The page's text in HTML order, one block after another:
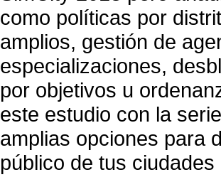
como políticas por
amplios, gestión de
especializaciones,
por objetivos u
este estudio con la
amplias opciones para
público de tus ciudades